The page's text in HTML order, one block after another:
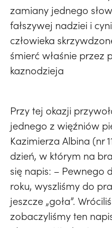
zamiany jednego
fałszywej nadziei i
człowieka
śmierć właśnie przez
kaznodzieja
Przy tej okazji
jednego z więźniów
Kazimierza Albina (nr
dzień, w którym na
się napis: – Pewnego
roku, wyszliśmy do
jeszcze „goła”.
zobaczyliśmy ten